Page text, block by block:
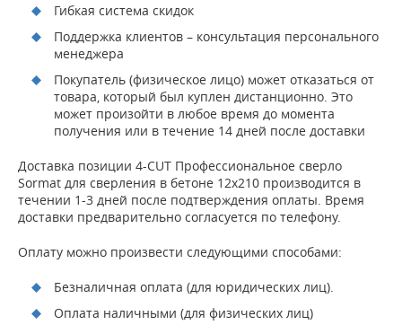
Гибкая система скидок
Поддержка клиентов – консультация персонального
менеджера
Покупатель (физическое лицо) может отказаться от
товара, который был куплен дистанционно. Это
может произойти в любое время до момента
получения или в течение 14 дней после доставки
Доставка позиции 4-CUT Профессиональное сверло
Sormat для сверления в бетоне 12х210 производится в
течении 1-3 дней после подтверждения оплаты. Время
доставки предварительно согласуется по телефону.
Оплату можно произвести следующими способами:
Безналичная оплата (для юридических лиц).
Оплата наличными (для физических лиц)